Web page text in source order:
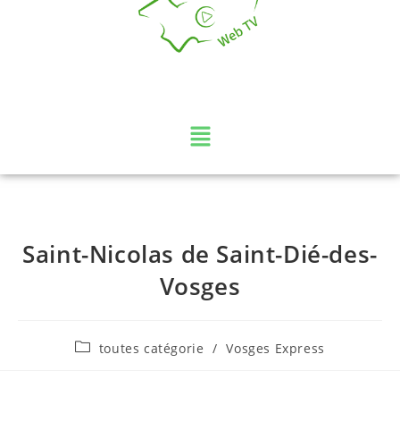
Saint-Nicolas de Saint-Dié-des-
Vosges
toutes catégorie / Vosges Express